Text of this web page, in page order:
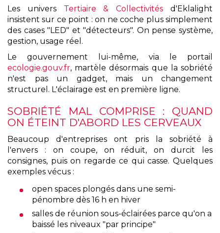
Les univers Tertiaire & Collectivités d'Eklalight
insistent sur ce point : on ne coche plus simplement
des cases "LED" et "détecteurs". On pense système,
gestion, usage réel.
Le gouvernement lui-même, via le portail
ecologie.gouv.fr, martèle désormais que la sobriété
n'est pas un gadget, mais un changement
structurel. L'éclairage est en première ligne.
SOBRIÉTÉ MAL COMPRISE : QUAND
ON ÉTEINT D'ABORD LES CERVEAUX
Beaucoup d'entreprises ont pris la sobriété à
l'envers : on coupe, on réduit, on durcit les
consignes, puis on regarde ce qui casse. Quelques
exemples vécus :
open spaces plongés dans une semi-
pénombre dès 16 h en hiver
salles de réunion sous-éclairées parce qu'on a
baissé les niveaux "par principe"